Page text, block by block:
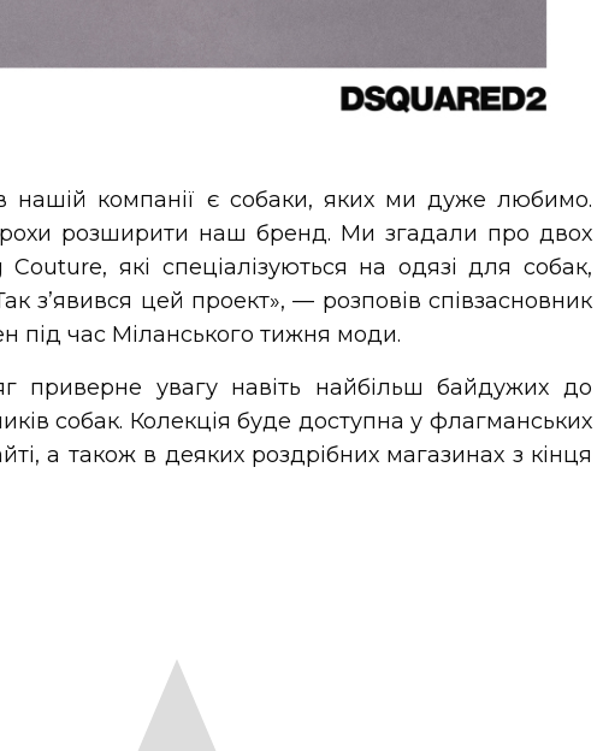
нашій компанії є собаки, яких ми дуже любимо.
розширити наш бренд. Ми згадали про двох
які спеціалізуються на одязі для собак,
з’явився цей проект», — розповів співзасновник
під час Міланського тижня моди.
приверне увагу навіть найбільш байдужих до
собак. Колекція буде доступна у флагманських
а також в деяких роздрібних магазинах з кінця